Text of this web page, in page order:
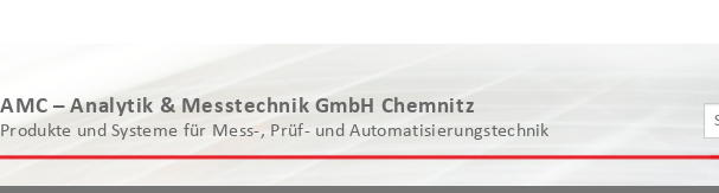
AMC – Analytik & Messtechnik GmbH Chemnitz
Produkte und Systeme für Mess-, Prüf- und Automatisierungstechnik